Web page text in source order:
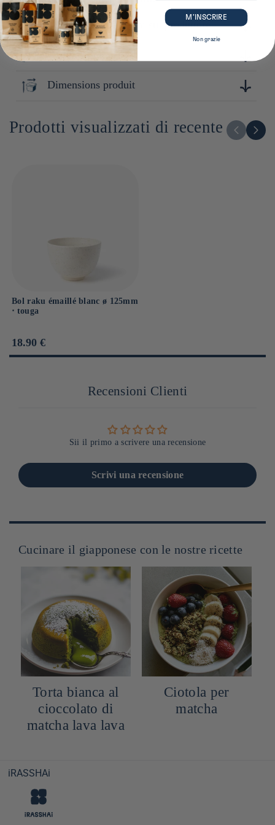
Ulteriori informazioni sul produttore
Touga est une marque réputée pour sa maîtrise de la
simplicité et à la qualité, Touga conçoit des produits durables
et pratiques, adaptés à un usage quotidien tout en apportant
Composition
CéramiqueDimensions produit
Prodotti visualizzati di recente
Bol raku émaillé blanc ø 125mm
⋅ touga
Prix
habituel
18.90 €
Recensioni Clienti
Sii il primo a scrivere una recensione
Scrivi una recensione
Cucinare il giapponese con le nostre ricette
Torta bianca al
cioccolato di
matcha lava lava
Ciotola per
matcha
iRASSHAi
M’INSCRIRE
Non grazie